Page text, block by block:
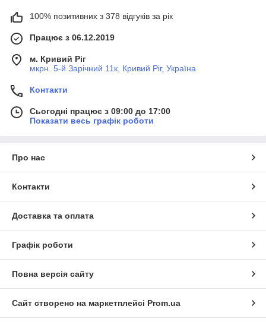
100% позитивних з 378 відгуків за рік
Працює з 06.12.2019
м. Кривий Ріг
мкрн. 5-й Зарічний 11к, Кривий Ріг, Україна
Контакти
Сьогодні працює з 09:00 до 17:00
Показати весь графік роботи
Про нас
Контакти
Доставка та оплата
Графік роботи
Повна версія сайту
Сайт створено на маркетплейсі Prom.ua